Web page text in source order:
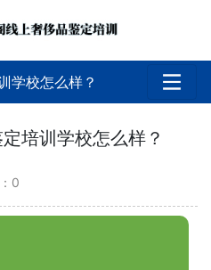
学校怎么样？
培训学校怎么样？
0